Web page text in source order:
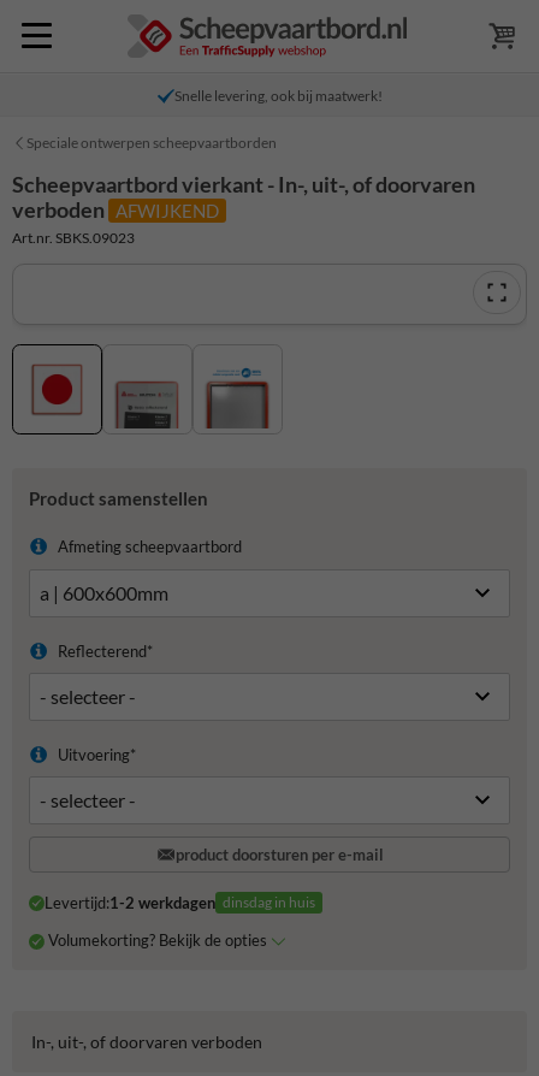
Snelle levering, ook bij maatwerk!
Speciale ontwerpen scheepvaartborden
Scheepvaartbord vierkant - In-, uit-, of doorvaren
verboden AFWIJKEND
Art.nr. SBKS.09023
Product samenstellen
Afmeting scheepvaartbord
Reflecterend*
Uitvoering*
product doorsturen per e-mail
Levertijd:1-2 werkdagen dinsdag in huis
Volumekorting? Bekijk de opties
In-, uit-, of doorvaren verboden